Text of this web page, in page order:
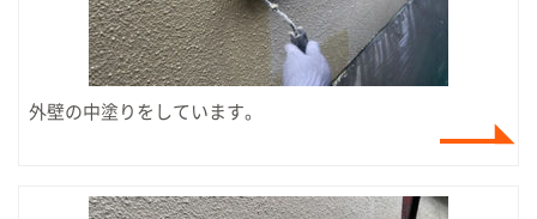
外壁の中塗りをしています。